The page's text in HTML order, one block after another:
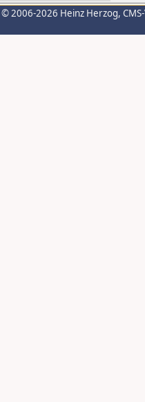
© 2006-2026 Heinz Herzog,